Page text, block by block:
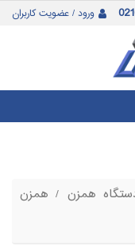
ورود / عضویت کاربران
همزن / همزن